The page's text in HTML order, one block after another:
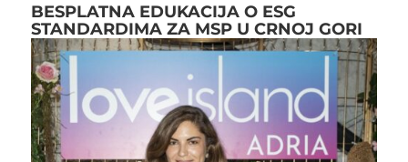
BESPLATNA EDUKACIJA O ESG
STANDARDIMA ZA MSP U CRNOJ GORI